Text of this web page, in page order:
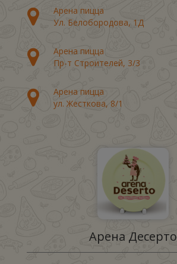
Арена пицца
Ул. Белобородова, 1Д
Арена пицца
Пр-т Строителей, 3/3
Арена пицца
ул. Жесткова, 8/1
Арена Десерто